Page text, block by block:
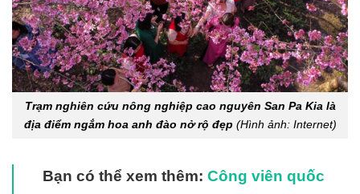
Trạm nghiên cứu nông nghiệp cao nguyên San Pa Kia là
địa điểm ngắm hoa anh đào nở rộ đẹp (Hình ảnh: Internet)
Bạn có thể xem thêm: Công viên quốc